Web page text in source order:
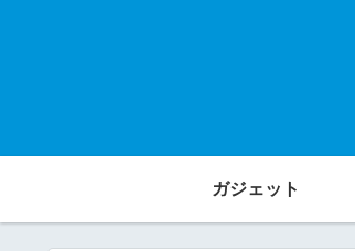
ガジェット